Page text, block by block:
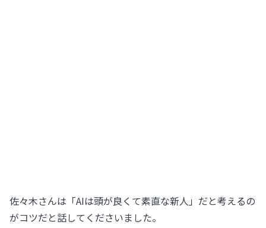
佐々木さんは「AIは頭が良くて素直な新人」だと考えるの
がコツだと話してくださいました。